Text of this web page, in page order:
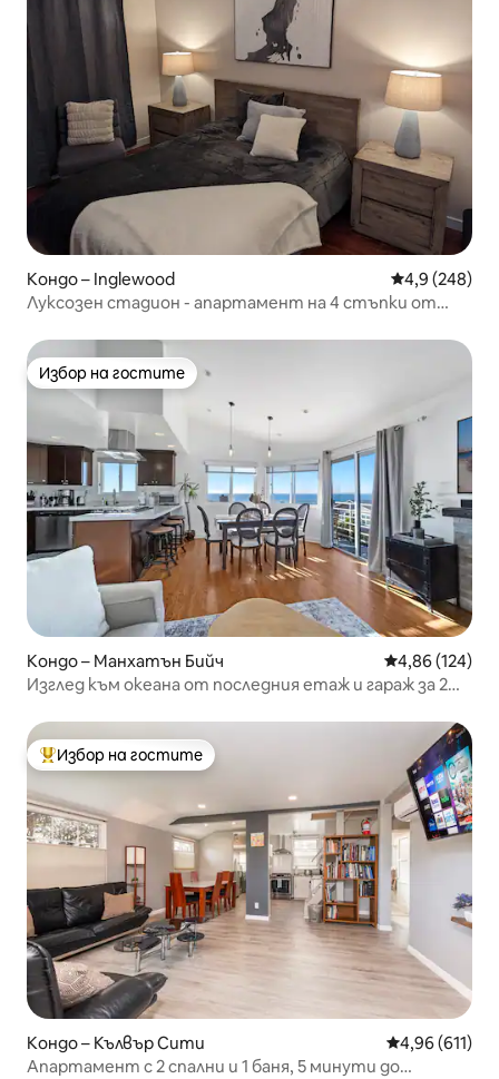
Кондо – Inglewood Средна
4,9 (248)
Луксозен стадион - апартамент на 4 стъпки от
Избор на гостите
Избор на гостите
Кондо – Манхатън Бийч Средна
4,86 (124)
Изглед към океана от последния етаж и гараж за 2
Най-популярен избор на гостите
Избор на гостите
Кондо – Кълвър Сити Средна
4,96 (611)
Апартамент с 2 спални и 1 баня, 5 минути до